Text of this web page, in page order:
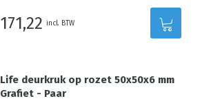
171,22 incl. BTW
Life deurkruk op rozet 50x50x6 mm
Grafiet - Paar